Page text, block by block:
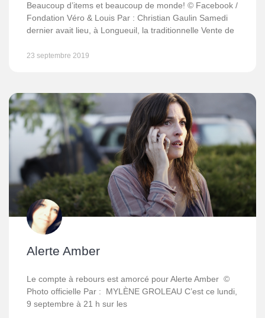
Beaucoup d’items et beaucoup de monde! © Facebook /
Fondation Véro & Louis Par : Christian Gaulin Samedi
dernier avait lieu, à Longueuil, la traditionnelle Vente de
23 septembre 2019
Alerte Amber
Le compte à rebours est amorcé pour Alerte Amber ©
Photo officielle Par : MYLÈNE GROLEAU C’est ce lundi,
9 septembre à 21 h sur les